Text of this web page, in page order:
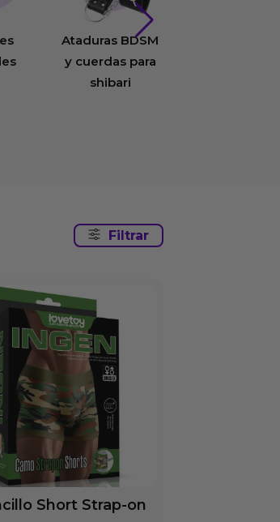
Ataduras BDSM
y cuerdas para
shibari
Filtrar
Short Strap-on